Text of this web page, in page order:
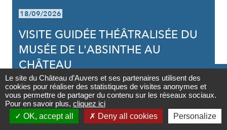
Contact

Newsletter
18/09/2026
VISITE GUIDÉE THÉÂTRALISÉE DU
MUSÉE DE L'ABSINTHE AU
CHÂTEAU
Le site du Château d’Auvers et ses partenaires utilisent des
cookies pour réaliser des statistiques de visites anonymes et
vous permettre de partager du contenu sur les réseaux sociaux.
Pour en savoir plus, cliquez ici
OK, accept all
Deny all cookies Personalize